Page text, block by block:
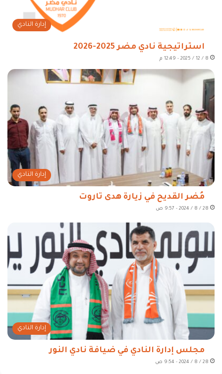
إدارة النادي
استراتيجية نادي مضر 2025-2026
8 / 12 / 2025 - 12:49 م
إدارة النادي
مُضر القديح في زيارة هدى تاروت
28 / 8 / 2024 - 9:57 ص
إدارة النادي
مجلس إدارة النادي في ضيافة نادي النور
28 / 8 / 2024 - 9:54 ص